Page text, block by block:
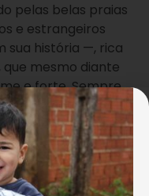
pelas belas praias
e estrangeiros
sua história —, rica
mesmo diante
e forte. Sempre
a região
alimentos da
o Pão Nosso